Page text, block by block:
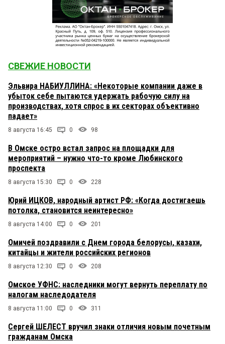
СВЕЖИЕ НОВОСТИ
Эльвира НАБИУЛЛИНА: «Некоторые компании даже в
убыток себе пытаются удержать рабочую силу на
производствах, хотя спрос в их секторах объективно
падает»
8 августа 16:45 0 98
В Омске остро встал запрос на площадки для
мероприятий – нужно что-то кроме Любинского
проспекта
8 августа 15:30 0 228
Юрий ИЦКОВ, народный артист РФ: «Когда достигаешь
потолка, становится неинтересно»
8 августа 14:00 0 201
Омичей поздравили с Днем города белорусы, казахи,
китайцы и жители российских регионов
8 августа 12:30 0 208
Омское УФНС: наследники могут вернуть переплату по
налогам наследодателя
8 августа 11:00 0 311
Сергей ШЕЛЕСТ вручил знаки отличия новым почетным
гражданам Омска